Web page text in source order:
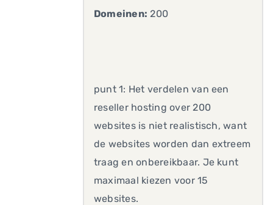
Domeinen: 200
punt 1: Het verdelen van een
reseller hosting over 200
websites is niet realistisch, want
de websites worden dan extreem
traag en onbereikbaar. Je kunt
maximaal kiezen voor 15
websites.